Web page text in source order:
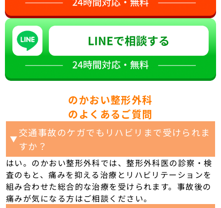
のかおい整形外科
のよくあるご質問
▼
交通事故のケガでもリハビリまで受けられま
すか？
はい。のかおい整形外科では、整形外科医の診察・検
査のもと、痛みを抑える治療とリハビリテーションを
組み合わせた総合的な治療を受けられます。事故後の
痛みが気になる方はご相談ください。